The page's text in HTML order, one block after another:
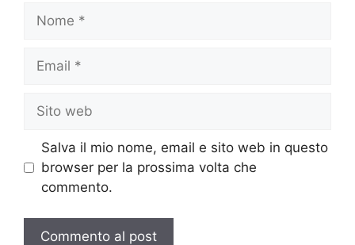
Nome
Email
Sito
web
Salva il mio nome, email e sito web in questo
browser per la prossima volta che
commento.